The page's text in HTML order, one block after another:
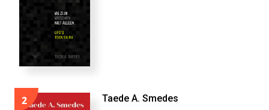
2 Taede A. Smedes